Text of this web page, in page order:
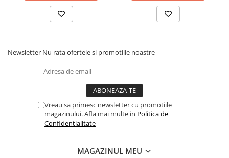
Newsletter Nu rata ofertele si promotiile noastre
Vreau sa primesc newsletter cu promotiile
magazinului. Afla mai multe in Politica de
Confidentialitate
MAGAZINUL MEU